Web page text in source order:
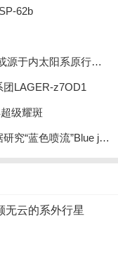
62b
《自然·天文学》杂志：地球大部分氮或源于内太阳系原行星尘埃盘
LAGER-z7OD1
级耀斑
科学家利用国际空间站上的图像和数据研究“蓝色喷流”Blue jets和“怪异闪电”elves
无云的系外行星